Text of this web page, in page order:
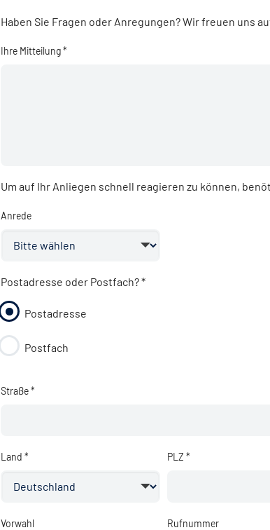
Haben Sie Fragen oder Anregungen? Wir freuen uns
Ihre Mitteilung *
Um auf Ihr Anliegen schnell reagieren zu können,
Anrede
Postadresse oder Postfach?*
Postadresse
Postfach
Straße *
Land * PLZ *
Vorwahl Rufnummer